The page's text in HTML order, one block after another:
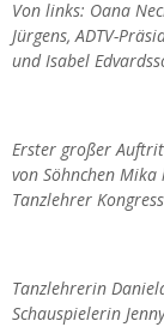
Von links: Oana
Jürgens, ADTV-
und Isabel
Erster großer
von Söhnchen
Tanzlehrer
Tanzlehrerin
Schauspielerin